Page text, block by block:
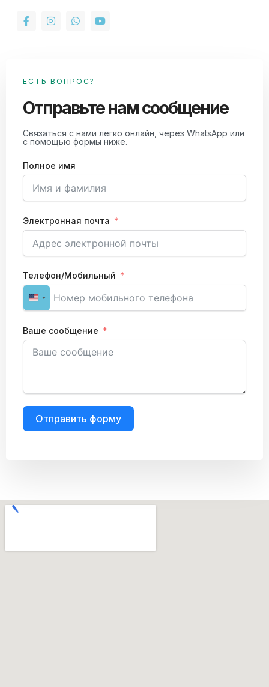
ЕСТЬ ВОПРОС?
Отправьте нам сообщение
Связаться с нами легко онлайн, через WhatsApp или
с помощью формы ниже.
Полное имя
Электронная почта
Телефон/Мобильный
United States +1
Ваше сообщение
Отправить форму